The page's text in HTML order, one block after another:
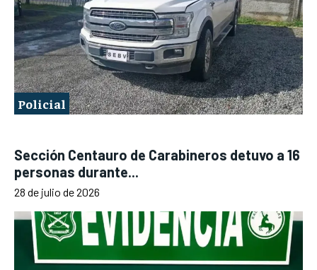
Policial
Sección Centauro de Carabineros detuvo a 16
personas durante...
28 de julio de 2026